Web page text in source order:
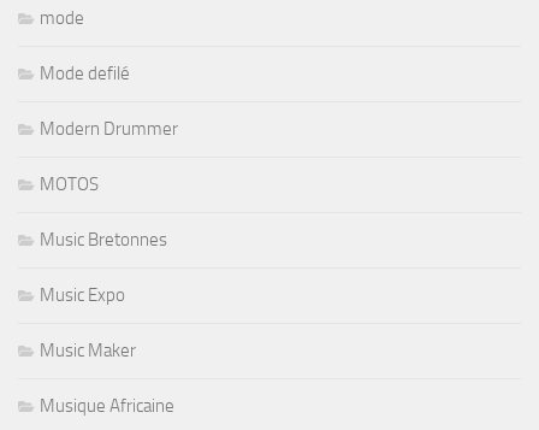
mode
Mode defilé
Modern Drummer
MOTOS
Music Bretonnes
Music Expo
Music Maker
Musique Africaine